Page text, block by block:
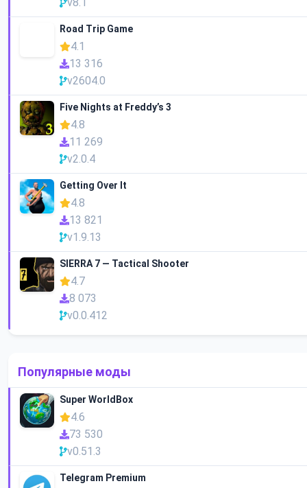
v8.1
Road Trip Game
4.1
13 316
v2604.0
Five Nights at Freddy’s 3
4.8
11 269
v2.0.4
Getting Over It
4.8
13 821
v1.9.13
SIERRA 7 — Tactical Shooter
4.7
8 073
v0.0.412
Популярные моды
Super WorldBox
4.6
73 530
v0.51.3
Telegram Premium